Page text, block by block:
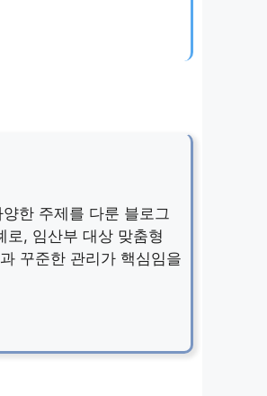
한 주제를 다룬 블로그
로, 임산부 대상 맞춤형
꾸준한 관리가 핵심임을